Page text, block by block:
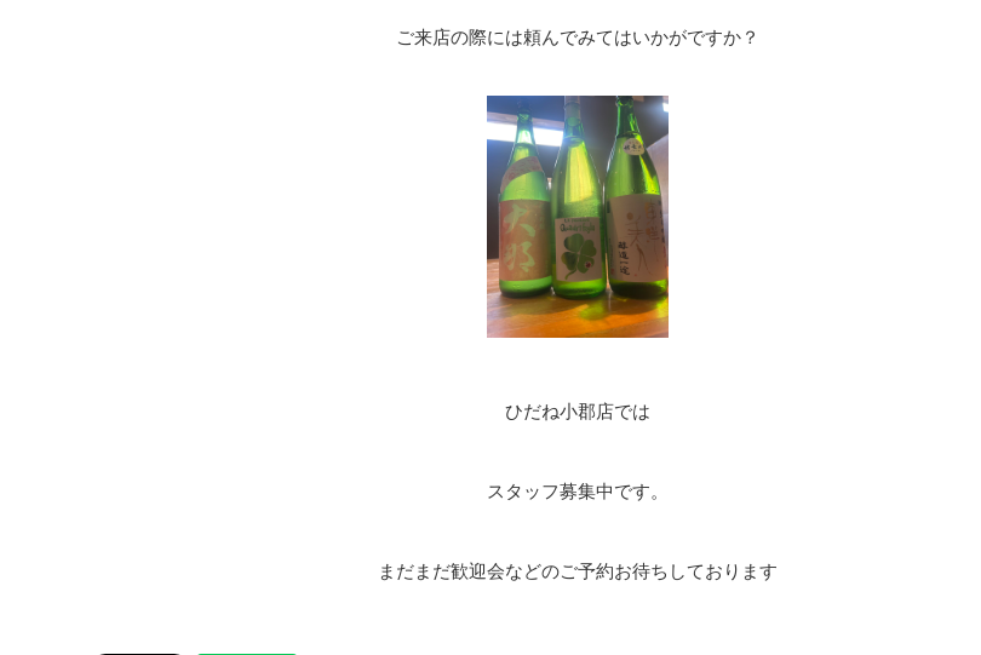
ご来店の際には頼んでみてはいかがですか？
ひだね小郡店では
スタッフ募集中です。
まだまだ歓迎会などのご予約お待ちしております